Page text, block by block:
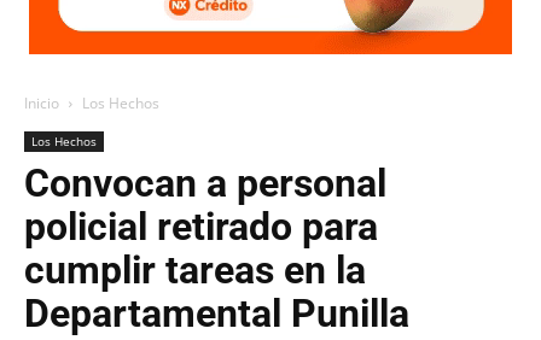
Inicio Los Hechos
Los Hechos
Convocan a personal
policial retirado para
cumplir tareas en la
Departamental Punilla